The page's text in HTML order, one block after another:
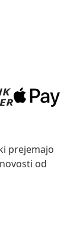
prejemajo
od